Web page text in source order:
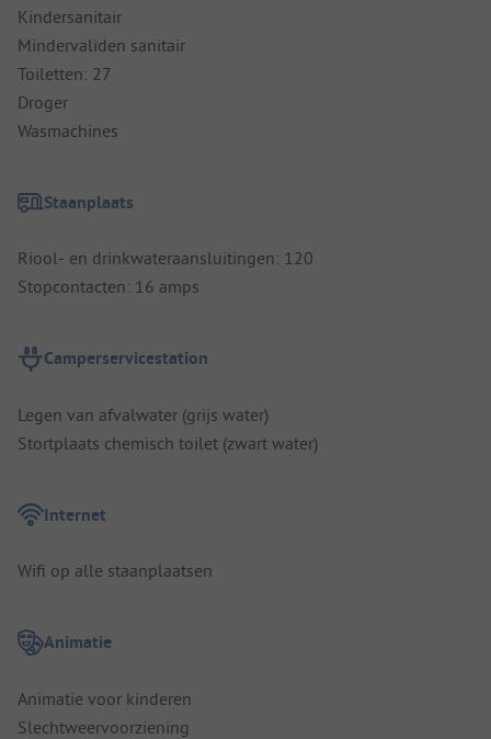
Kindersanitair
Mindervaliden sanitair
Toiletten: 27
Droger
Wasmachines
Staanplaats
Riool- en drinkwateraansluitingen: 120
Stopcontacten: 16 amps
Camperservicestation
Legen van afvalwater (grijs water)
Stortplaats chemisch toilet (zwart water)
Internet
Wifi op alle staanplaatsen
Animatie
Animatie voor kinderen
Slechtweervoorziening